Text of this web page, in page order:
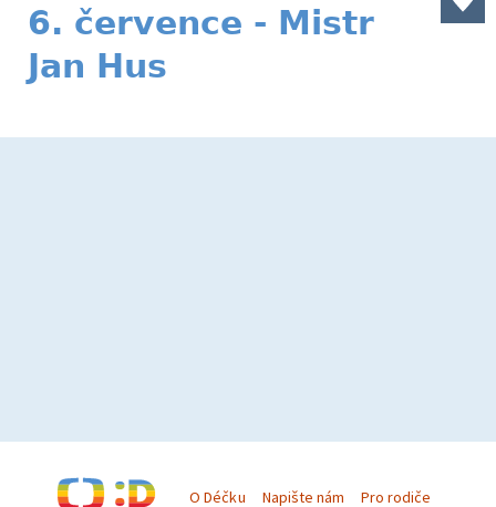
6. července - Mistr
Jan Hus
O Déčku Napište nám Pro rodiče